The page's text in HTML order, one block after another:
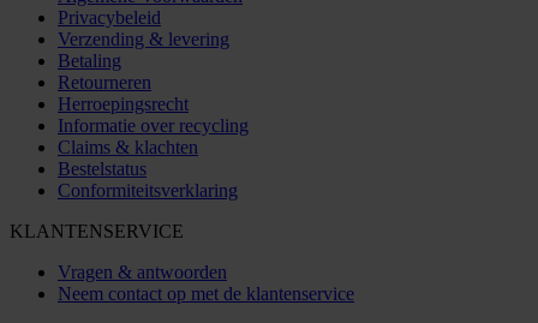
Privacybeleid
Verzending & levering
Betaling
Retourneren
Herroepingsrecht
Informatie over recycling
Claims & klachten
Bestelstatus
Conformiteitsverklaring
KLANTENSERVICE
Vragen & antwoorden
Neem contact op met de klantenservice